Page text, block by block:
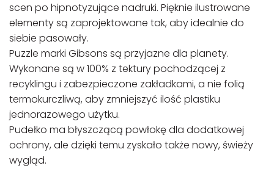
scen po hipnotyzujące nadruki. Pięknie ilustrowane
elementy są zaprojektowane tak, aby idealnie do
siebie pasowały.
Puzzle marki Gibsons są przyjazne dla planety.
Wykonane są w 100% z tektury pochodzącej z
recyklingu i zabezpieczone zakładkami, a nie folią
termokurczliwą, aby zmniejszyć ilość plastiku
jednorazowego użytku.
Pudełko ma błyszczącą powłokę dla dodatkowej
ochrony, ale dzięki temu zyskało także nowy, świeży
wygląd.